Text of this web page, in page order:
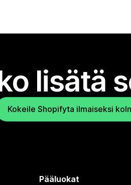
lisätä
Kokeile Shopifyta ilmaiseksi
Pääluokat